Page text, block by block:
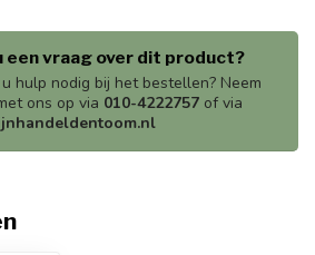
een vraag over dit product?
hulp nodig bij het bestellen? Neem
ons op via 010-4222757 of via